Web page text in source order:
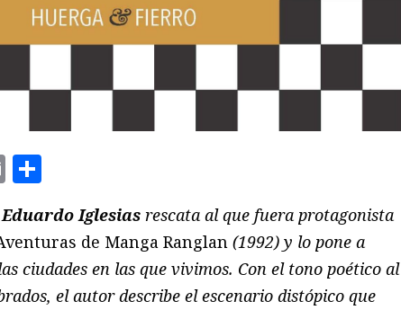
Email
Eduardo Iglesias rescata al que fuera protagonista
de Manga Ranglan (1992) y lo pone a
ciudades en las que vivimos. Con el tono poético al
el autor describe el escenario distópico que